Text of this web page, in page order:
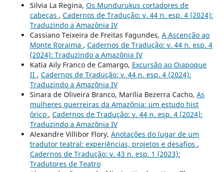
Silvia La Regina, Os Mundurukus cortadores de
cabeças , Cadernos de Tradução: v. 44 n. esp. 4 (2024):
Traduzindo a Amazônia IV
Cassiano Teixeira de Freitas Fagundes, A Ascenção ao
Monte Roraima , Cadernos de Tradução: v. 44 n. esp. 4
(2024): Traduzindo a Amazônia IV
Katia Aily Franco de Camargo, Excursão ao Oiapoque
II , Cadernos de Tradução: v. 44 n. esp. 4 (2024):
Traduzindo a Amazônia IV
Sinara de Oliveira Branco, Marília Bezerra Cacho, As
mulheres guerreiras da Amazônia: um estudo hist
´órico , Cadernos de Tradução: v. 44 n. esp. 4 (2024):
Traduzindo a Amazônia IV
Alexandre Villibor Flory, Anotações do lugar de um
tradutor teatral: experiências, projetos e desafios ,
Cadernos de Tradução: v. 43 n. esp. 1 (2023):
Tradutores de Teatro